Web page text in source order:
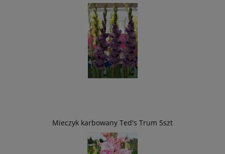
Mieczyk karbowany Ted's Trum 5szt